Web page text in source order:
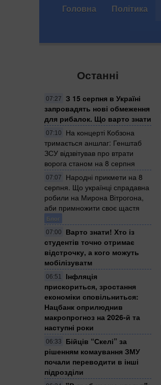
Головна Політика
Останні
07:27
З 15 серпня в Україні
запровадять нові обмеження
для рибалок. Що варто знати
07:10
На концерті Кобзона
тримається аншлаг: Генштаб
ЗСУ відзвітував про втрати
ворога станом на 8 серпня
07:07
Народні прикмети на 8
серпня. Що українці спрадавна
робили на Мирона Вітрогона,
аби примножити своє щастя
Блог
07:00
Варто знати! Хто із
студентів точно отримає
відстрочку, а кого можуть
мобілізуватм
06:51
Інфляція
прискориться, зростання
економіки сповільниться:
Нацбанк оприлюднив
макропрогноз на 2026-й та
наступні роки
06:33
Бійців “Скелі” за
рішенням комаування ЗМУ
почали переводити в інші
підрозділи